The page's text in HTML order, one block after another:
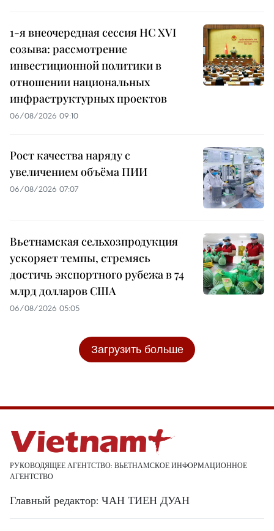
1-я внеочередная сессия НС XVI
созыва: рассмотрение
инвестиционной политики в
отношении национальных
инфраструктурных проектов
06/08/2026 09:10
Рост качества наряду с
увеличением объёма ПИИ
06/08/2026 07:07
Вьетнамская сельхозпродукция
ускоряет темпы, стремясь
достичь экспортного рубежа в 74
млрд долларов США
06/08/2026 05:05
Загрузить больше
РУКОВОДЯЩЕЕ АГЕНТСТВО: ВЬЕТНАМСКОЕ ИНФОРМАЦИОННОЕ
АГЕНТСТВО
Главный редактор: ЧАН ТИЕН ДУАН